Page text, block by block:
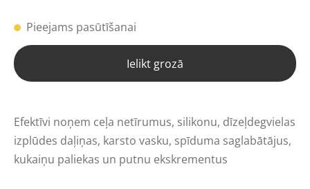
Pieejams pasūtīšanai
Ielikt grozā
Efektīvi noņem ceļa netīrumus, silikonu, dīzeļdegvielas
izplūdes daļiņas, karsto vasku, spīduma saglabātājus,
kukaiņu paliekas un putnu ekskrementus